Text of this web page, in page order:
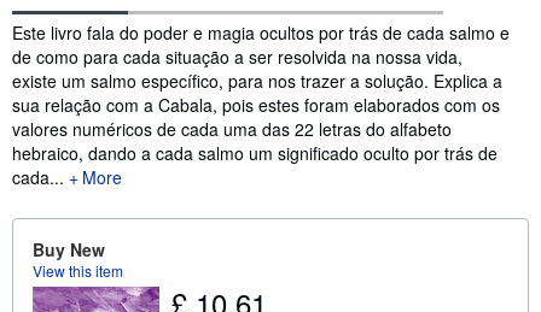
Synopsis
Este livro fala do poder e magia ocultos por trás de cada salmo e
de como para cada situação a ser resolvida na nossa vida,
existe um salmo específico, para nos trazer a solução. Explica a
sua relação com a Cabala, pois estes foram elaborados com os
valores numéricos de cada uma das 22 letras do alfabeto
hebraico, dando a cada salmo um significado oculto por trás de
cada...
More
Buy New
View this item
£ 10.61